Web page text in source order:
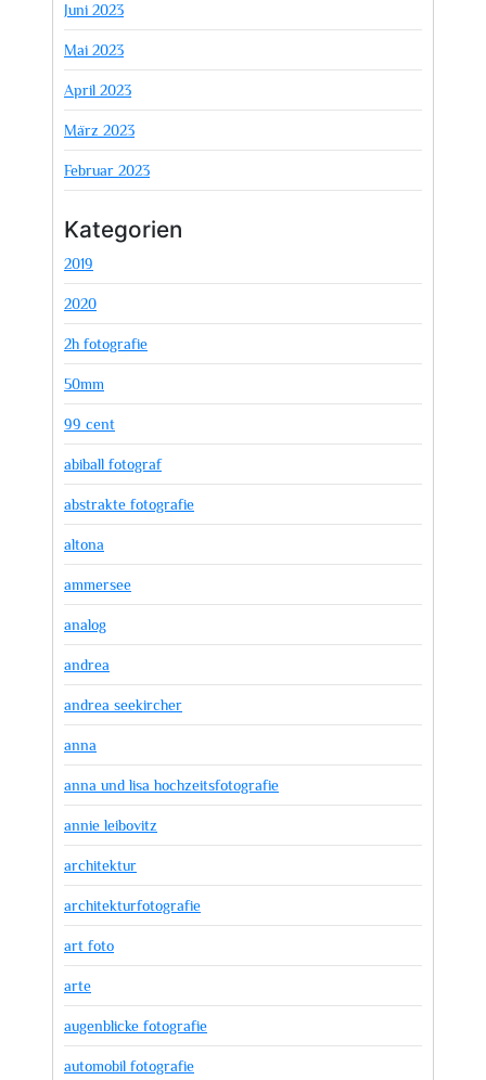
Juni 2023
Mai 2023
April 2023
März 2023
Februar 2023
Kategorien
2019
2020
2h fotografie
50mm
99 cent
abiball fotograf
abstrakte fotografie
altona
ammersee
analog
andrea
andrea seekircher
anna
anna und lisa hochzeitsfotografie
annie leibovitz
architektur
architekturfotografie
art foto
arte
augenblicke fotografie
automobil fotografie